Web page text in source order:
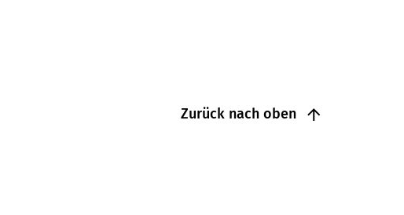
Zurück nach oben